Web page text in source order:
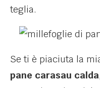
teglia.
Se ti è piaciuta la
pane carasau calda